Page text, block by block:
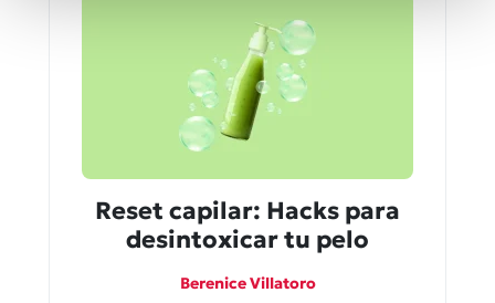
Reset capilar: Hacks para
desintoxicar tu pelo
Berenice Villatoro